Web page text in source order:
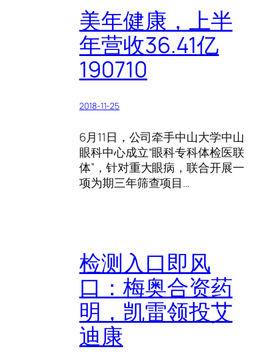
美年健康，上半
年营收36.41亿
190710
2018-11-25
6月11日，公司牵手中山大学中山
眼科中心成立“眼科专科体检医联
体”，针对重大眼病，联合开展一
项为期三年筛查项目…
检测入口即风
口：梅奥合资药
明，凯雷领投艾
迪康